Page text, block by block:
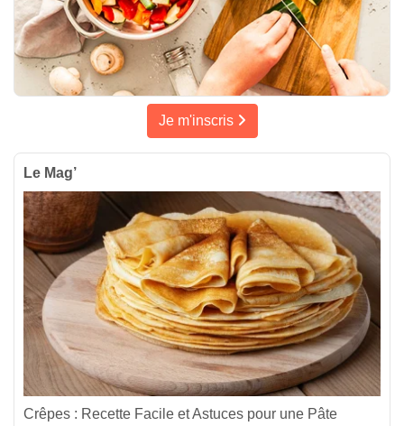
Je m'inscris
Le Mag’
Crêpes : Recette Facile et Astuces pour une Pâte